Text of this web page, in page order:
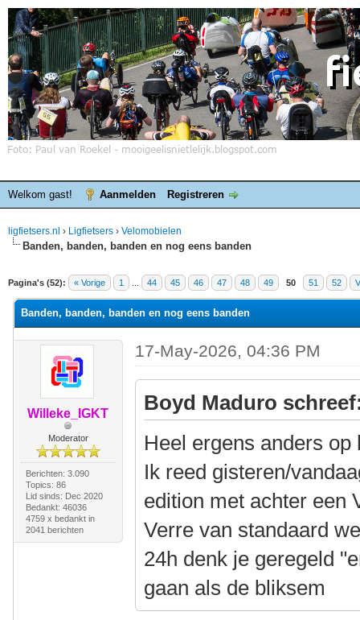
Welkom gast! Aanmelden Registreren
ligfietsers.nl › Ligfietsers › Velomobielen
Banden, banden, banden en nog eens banden
Pagina's (52): « Vorige 1 44 45 46 47 48 49 50 51 52
waardering is 3
Banden, banden, banden en nog eens banden
Willeke_IGKT
Moderator
Berichten: 3.090
Topics: 86
Lid sinds: Dec 2020
Bedankt: 46036
4759 x bedankt in
2041 berichten
17-May-2026, 04:36 PM
Boyd Maduro
Heel ergens anders op
Ik reed gisteren/
edition met achter een
Verre van standaard
24h denk je geregeld
gaan als de bliksem